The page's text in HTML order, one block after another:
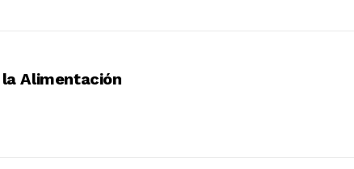
Alimentación